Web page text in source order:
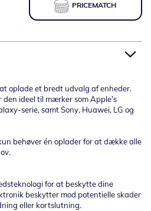
PRICEMATCH
oplade et bredt udvalg af enheder.
ideel til mærker som Apple's
serie, samt Sony, Huawei, LG og
behøver én oplader for at dække alle
for at beskytte dine
beskytter mod potentielle skader
eller kortslutning.